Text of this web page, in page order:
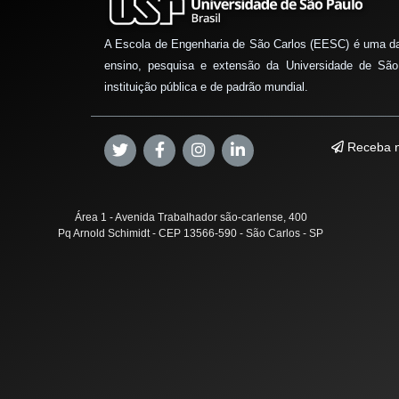
A Escola de Engenharia de São Carlos (EESC) é uma
ensino, pesquisa e extensão da Universidade de
instituição pública e de padrão mundial.
Receba
Área 1 - Avenida Trabalhador são-carlense, 400
Pq Arnold Schimidt - CEP 13566-590 - São Carlos - SP